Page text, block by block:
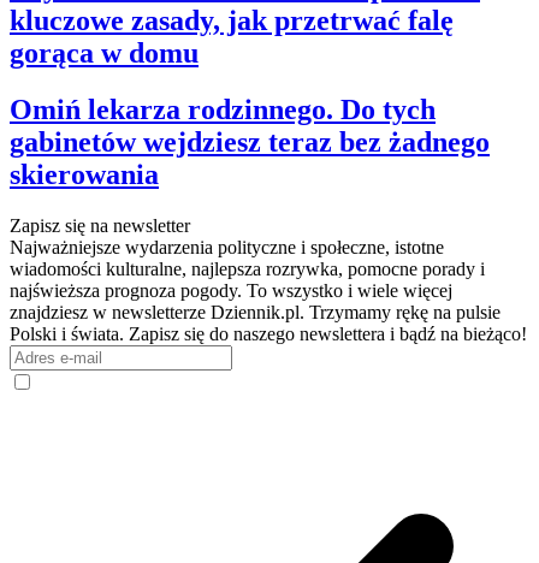
kluczowe zasady, jak przetrwać falę
gorąca w domu
Omiń lekarza rodzinnego. Do tych
gabinetów wejdziesz teraz bez żadnego
skierowania
Zapisz się na newsletter
Najważniejsze wydarzenia polityczne i społeczne, istotne
wiadomości kulturalne, najlepsza rozrywka, pomocne porady i
najświeższa prognoza pogody. To wszystko i wiele więcej
znajdziesz w newsletterze Dziennik.pl. Trzymamy rękę na pulsie
Polski i świata. Zapisz się do naszego newslettera i bądź na bieżąco!